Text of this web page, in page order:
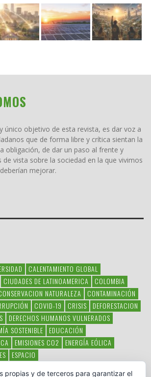
único objetivo de esta revista, es dar voz a
que de forma libre y crítica sientan la
obligación, de dar un paso al frente y
de vista sobre la sociedad en la que vivimos
mejorar.
CALENTAMIENTO GLOBAL
CIUDADES DE LATINOAMERICA
COLOMBIA
NATURALEZA
CONTAMINACIÓN
COVID-19 CRISIS
DEFORESTACION
DERECHOS HUMANOS VULNERADOS
SOSTENIBLE
EDUCACIÓN
EMISIONES CO2
ENERGÍA EÓLICA
ESPACIO
propias y de terceros para garantizar el